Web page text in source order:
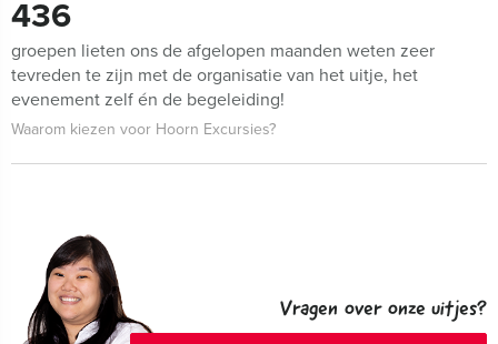
436
groepen lieten ons de afgelopen maanden weten zeer
tevreden te zijn met de organisatie van het uitje, het
evenement zelf én de begeleiding!
Waarom kiezen voor Hoorn Excursies?
Vragen over onze uitjes?